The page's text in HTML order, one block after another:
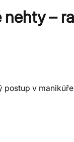
nehty –
postup v